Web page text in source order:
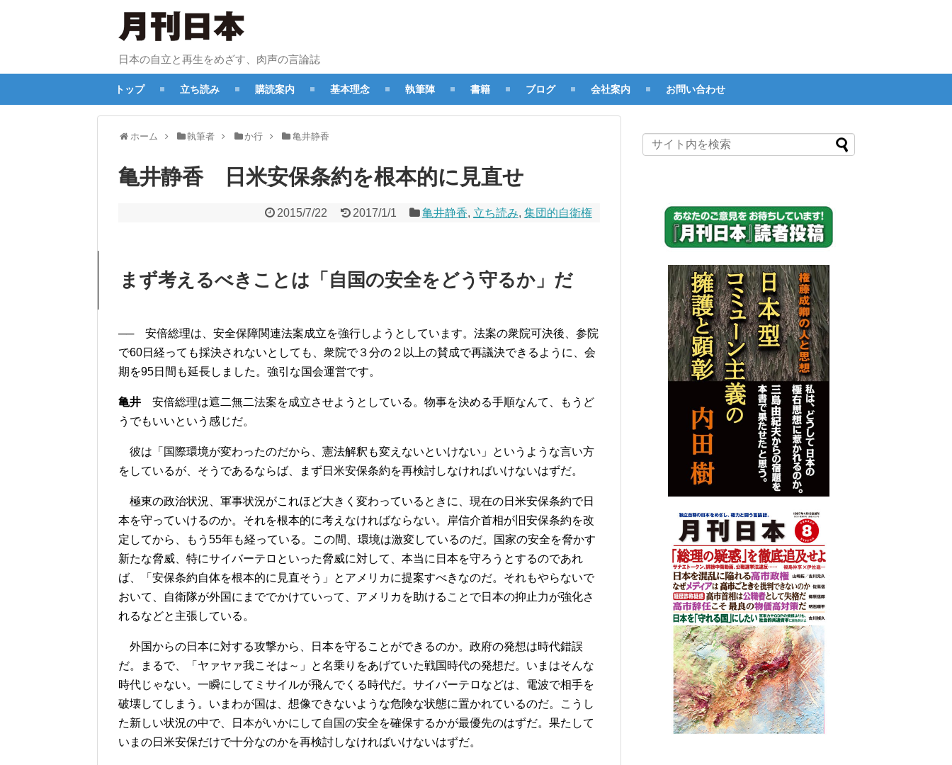
日本の自立と再生をめざす、肉声の言論誌
トップ 立ち読み 購読案内 基本理念 執筆陣 書籍 ブログ 会社案内 お問い合わせ
ホーム 執筆者 か行 亀井静香
亀井静香 日米安保条約を根本的に見直せ
2015/7/22 2017/1/1 亀井静香, 立ち読み, 集団的自衛権
まず考えるべきことは「自国の安全をどう守るか」だ
── 安倍総理は、安全保障関連法案成立を強行しようとしています。法案の衆院可決後、参院
で60日経っても採決されないとしても、衆院で３分の２以上の賛成で再議決できるように、会
期を95日間も延長しました。強引な国会運営です。
亀井 安倍総理は遮二無二法案を成立させようとしている。物事を決める手順なんて、もうど
うでもいいという感じだ。
彼は「国際環境が変わったのだから、憲法解釈も変えないといけない」というような言い方
をしているが、そうであるならば、まず日米安保条約を再検討しなければいけないはずだ。
極東の政治状況、軍事状況がこれほど大きく変わっているときに、現在の日米安保条約で日
本を守っていけるのか。それを根本的に考えなければならない。岸信介首相が旧安保条約を改
定してから、もう55年も経っている。この間、環境は激変しているのだ。国家の安全を脅かす
新たな脅威、特にサイバーテロといった脅威に対して、本当に日本を守ろうとするのであれ
ば、「安保条約自体を根本的に見直そう」とアメリカに提案すべきなのだ。それもやらないで
おいて、自衛隊が外国にまででかけていって、アメリカを助けることで日本の抑止力が強化さ
れるなどと主張している。
外国からの日本に対する攻撃から、日本を守ることができるのか。政府の発想は時代錯誤
だ。まるで、「ヤァヤァ我こそは～」と名乗りをあげていた戦国時代の発想だ。いまはそんな
時代じゃない。一瞬にしてミサイルが飛んでくる時代だ。サイバーテロなどは、電波で相手を
破壊してしまう。いまわが国は、想像できないような危険な状態に置かれているのだ。こうし
た新しい状況の中で、日本がいかにして自国の安全を確保するかが最優先のはずだ。果たして
いまの日米安保だけで十分なのかを再検討しなければいけないはずだ。